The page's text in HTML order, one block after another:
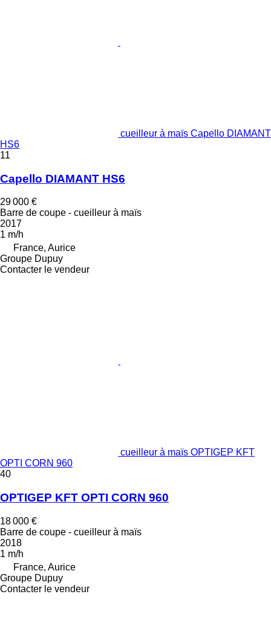
cueilleur à maïs Capello DIAMANT
HS6
11
Capello DIAMANT HS6
29 000 €
Barre de coupe - cueilleur à maïs
2017
1 m/h
France, Aurice
Groupe Dupuy
Contacter le vendeur
cueilleur à maïs OPTIGEP KFT
OPTI CORN 960
40
OPTIGEP KFT OPTI CORN 960
18 000 €
Barre de coupe - cueilleur à maïs
2018
1 m/h
France, Aurice
Groupe Dupuy
Contacter le vendeur